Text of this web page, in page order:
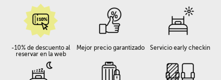
-10% de descuento al
reservar en la web
Mejor precio garantizado Servicio early checkin